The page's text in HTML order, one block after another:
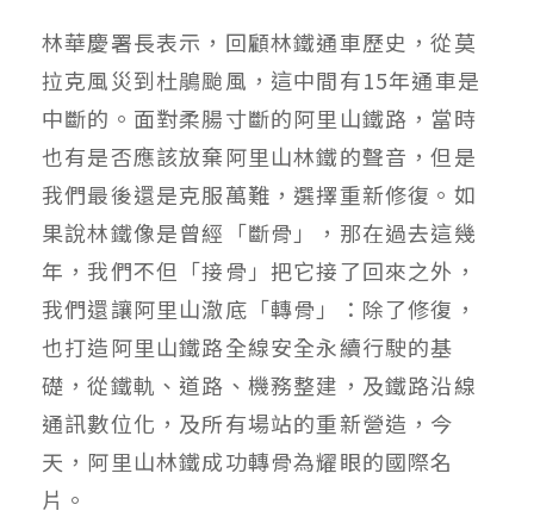
林華慶署長表示，回顧林鐵通車歷史，從莫
拉克風災到杜鵑颱風，這中間有15年通車是
中斷的。面對柔腸寸斷的阿里山鐵路，當時
也有是否應該放棄阿里山林鐵的聲音，但是
我們最後還是克服萬難，選擇重新修復。如
果說林鐵像是曾經「斷骨」，那在過去這幾
年，我們不但「接骨」把它接了回來之外，
我們還讓阿里山澈底「轉骨」：除了修復，
也打造阿里山鐵路全線安全永續行駛的基
礎，從鐵軌、道路、機務整建，及鐵路沿線
通訊數位化，及所有場站的重新營造，今
天，阿里山林鐵成功轉骨為耀眼的國際名
片。